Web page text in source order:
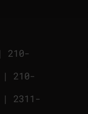
| 210-
| 210-
| 2311-